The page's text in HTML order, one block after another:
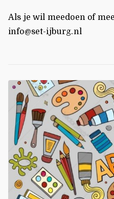
Als je wil meedoen of
info@set-ijburg.nl